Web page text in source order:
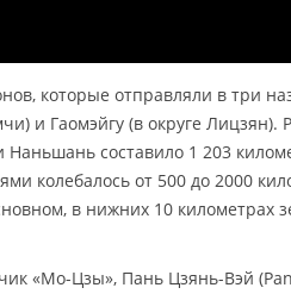
которые отправляли в три
и Гаомэйгу (в округе Лицзян).
составило 1 203
колебалось от 500 до 2000
в нижних 10 километрах
«Мо-Цзы», Пань Цзянь-Вэй